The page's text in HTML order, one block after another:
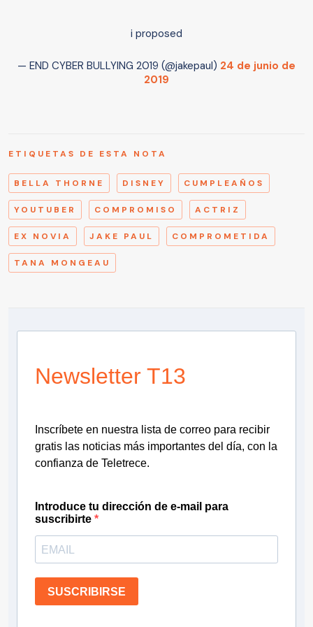
i proposed
— END CYBER BULLYING 2019 (@jakepaul) 24 de junio de
2019
ETIQUETAS DE ESTA NOTA
BELLA THORNE DISNEY CUMPLEAÑOS
YOUTUBER COMPROMISO ACTRIZ
EX NOVIA JAKE PAUL COMPROMETIDA
TANA MONGEAU
Newsletter T13
Inscríbete en nuestra lista de correo para recibir
gratis las noticias más importantes del día, con la
confianza de Teletrece.
Introduce tu dirección de e-mail para
suscribirte
SUSCRIBIRSE